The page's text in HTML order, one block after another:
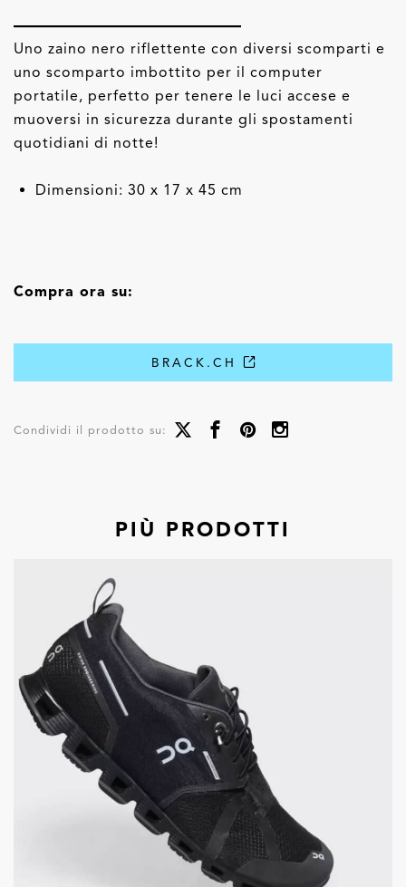
Uno zaino nero riflettente con diversi scomparti e
uno scomparto imbottito per il computer
portatile, perfetto per tenere le luci accese e
muoversi in sicurezza durante gli spostamenti
quotidiani di notte!
Dimensioni: 30 x 17 x 45 cm
Compra ora su:
BRACK.CH
Condividi il prodotto su:
PIÙ PRODOTTI